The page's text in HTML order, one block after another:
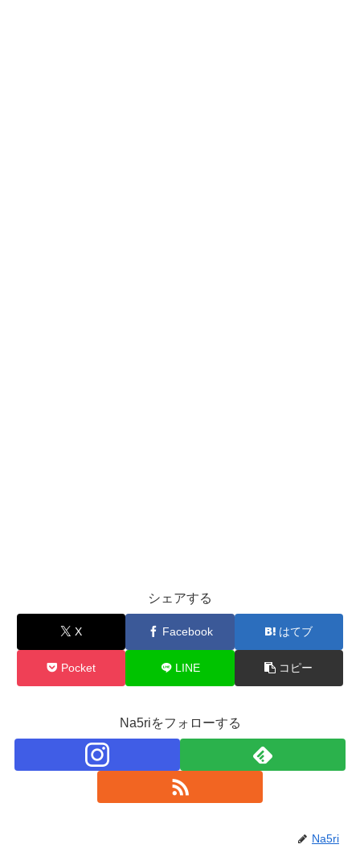
シェアする
X Facebook はてブ
Pocket LINE コピー
Na5riをフォローする
Na5ri